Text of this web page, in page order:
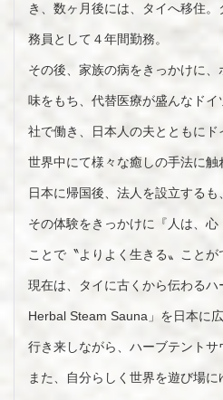
き、数ヶ月後には、タイへ移住
務員として４年間勤務。
その後、家族の病をきっかけに
味をもち、代替医療が盛んなド
社で働き、日本人の夫とともにド
世界中にて様々な癒しの手法に触
日本に帰国後、法人を設立するも
その体験をきっかけに『人は、
ことで〝よりよく生きる〟ことが
現在は、タイに古くから伝わる
Herbal Steam Sauna」を日本に
行き来しながら、ハーブテントサ
また、自分らしく世界を遊び場